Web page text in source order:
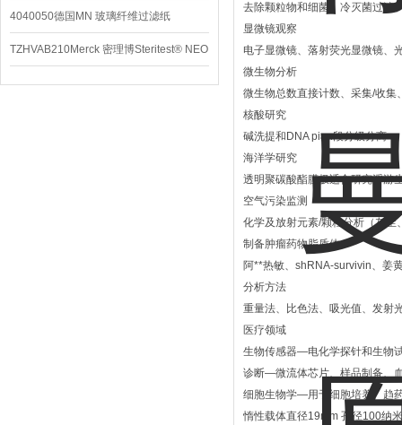
4040050德国MN 玻璃纤维过滤纸
TZHVAB210Merck 密理博Steritest® NEO
设备
去除颗粒物和细菌、冷灭菌过滤
显微镜观察
电子显微镜、落射荧光显微镜、
微生物分析
微生物总数直接计数、采集/收
核酸研究
碱洗提和DNA pian段分级分离
海洋学研究
透明聚碳酸酯膜极适合研究浮游
空气污染监测
化学及放射元素/颗粒分析（灰尘
制备肿瘤药物脂质体
阿**热敏、shRNA-survivin、姜
分析方法
重量法、比色法、吸光值、发射
医疗领域
生物传感器―电化学探针和生物
诊断―微流体芯片、样品制备、
细胞生物学―用于细胞培养、趋
惰性载体直径19mm 孔径100纳